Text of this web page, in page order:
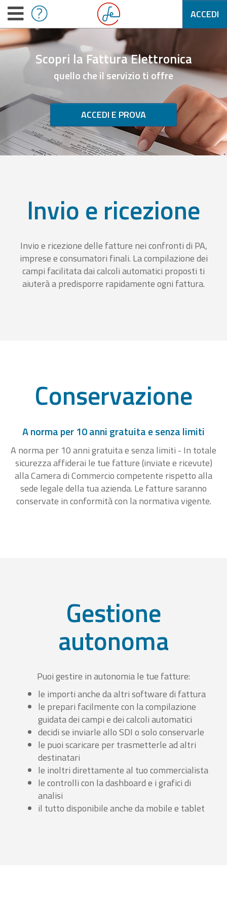
ACCEDI
Scopri la Fattura Elettronica
quello che il servizio ti offre
ACCEDI E PROVA
Invio e ricezione
Invio e ricezione delle fatture nei confronti di PA,
imprese e consumatori finali. La compilazione dei
campi facilitata dai calcoli automatici proposti ti
aiuterà a predisporre rapidamente ogni fattura.
Conservazione
A norma per 10 anni gratuita e senza limiti
A norma per 10 anni gratuita e senza limiti - In totale
sicurezza affiderai le tue fatture (inviate e ricevute)
alla Camera di Commercio competente rispetto alla
sede legale della tua azienda. Le fatture saranno
conservate in conformità con la normativa vigente.
Gestione
autonoma
Puoi gestire in autonomia le tue fatture:
le importi anche da altri software di fattura
le prepari facilmente con la compilazione
guidata dei campi e dei calcoli automatici
decidi se inviarle allo SDI o solo conservarle
le puoi scaricare per trasmetterle ad altri
destinatari
le inoltri direttamente al tuo commercialista
le controlli con la dashboard e i grafici di
analisi
il tutto disponibile anche da mobile e tablet